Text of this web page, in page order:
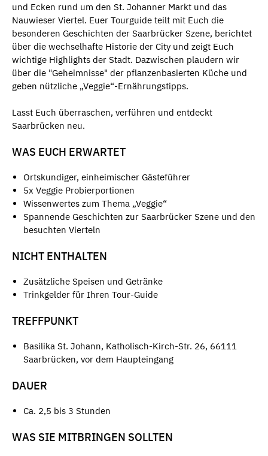
und Ecken rund um den St. Johanner Markt und das
Nauwieser Viertel. Euer Tourguide teilt mit Euch die
besonderen Geschichten der Saarbrücker Szene, berichtet
über die wechselhafte Historie der City und zeigt Euch
wichtige Highlights der Stadt. Dazwischen plaudern wir
über die "Geheimnisse" der pflanzenbasierten Küche und
geben nützliche „Veggie“-Ernährungstipps.
Lasst Euch überraschen, verführen und entdeckt
Saarbrücken neu.
WAS EUCH ERWARTET
Ortskundiger, einheimischer Gästeführer
5x Veggie Probierportionen
Wissenwertes zum Thema „Veggie“
Spannende Geschichten zur Saarbrücker Szene und den
besuchten Vierteln
NICHT ENTHALTEN
Zusätzliche Speisen und Getränke
Trinkgelder für Ihren Tour-Guide
TREFFPUNKT
Basilika St. Johann, Katholisch-Kirch-Str. 26, 66111
Saarbrücken, vor dem Haupteingang
DAUER
Ca. 2,5 bis 3 Stunden
WAS SIE MITBRINGEN SOLLTEN